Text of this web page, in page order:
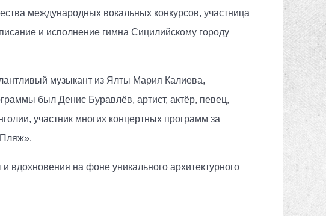
международных вокальных конкурсов, участница
и исполнение гимна Сицилийскому городу
музыкант из Ялты Мария Калиева,
был Денис Буравлёв, артист, актёр, певец,
участник многих концертных программ за
вдохновения на фоне уникального архитектурного